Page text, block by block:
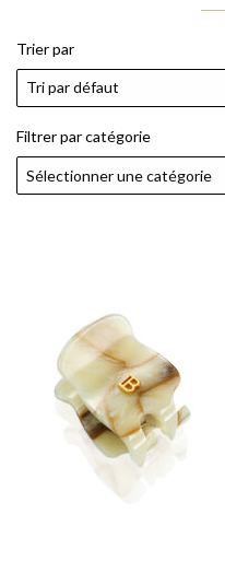
Trier par
Filtrer par catégorie